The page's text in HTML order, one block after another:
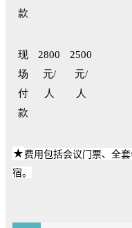
款
现
场
付
款
2800
元/
人
2500
元/
人
★费用包括会议门票、全
宿。